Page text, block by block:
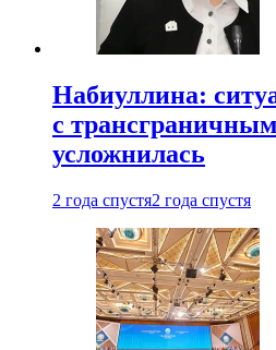
Набиуллина:
с
усложнилась
2 года спустя2 года спустя